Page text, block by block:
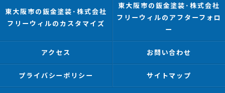
東大阪市の鈑金塗装･株式会社
フリーウィルのカスタマイズ
東大阪市の鈑金塗装･株式会社
フリーウィルのアフターフォロ
ー
アクセス お問い合わせ
プライバシーポリシー サイトマップ